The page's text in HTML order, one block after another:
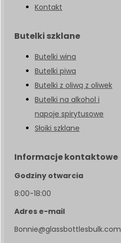
Kontakt
Butelki szklane
Butelki wina
Butelki piwa
Butelki z oliwą z oliwek
Butelki na alkohol i
napoje spirytusowe
Słoiki szklane
Informacje kontaktowe
Godziny otwarcia
8:00-18:00
Adres e-mail
Bonnie@glassbottlesbulk.com